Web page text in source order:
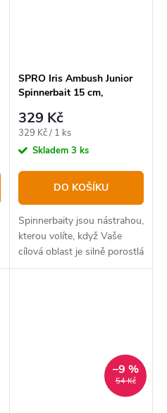
SPRO Iris Ambush Junior
Spinnerbait 15 cm,
329 Kč
Měrná
cena:
329 Kč / 1 ks
Skladem 3 ks
DO KOŠÍKU
Spinnerbaity jsou nástrahou,
kterou volíte, když Vaše
cílová oblast je silně porostlá
vegetací a travinami,
54 Kč
–9 %